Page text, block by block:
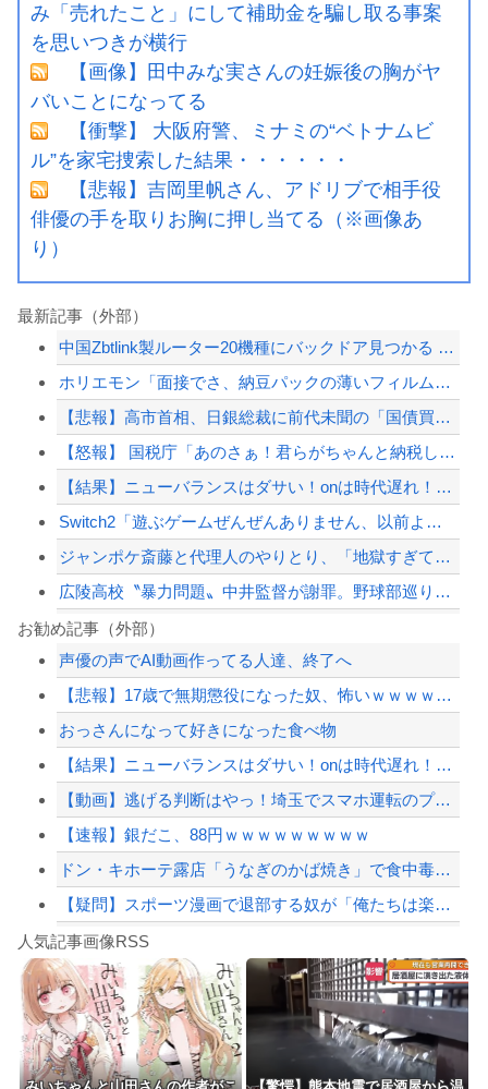
み「売れたこと」にして補助金を騙し取る事案
を思いつきが横行
【画像】田中みな実さんの妊娠後の胸がヤ
バいことになってる
【衝撃】 大阪府警、ミナミの“ベトナムビ
ル”を家宅捜索した結果・・・・・・
【悲報】吉岡里帆さん、アドリブで相手役
俳優の手を取りお胸に押し当てる（※画像あ
り）
最新記事（外部）
中国Zbtlink製ルーター20機種にバックドア見つかる 外部から完全制御のおそ...
ホリエモン「面接でさ、納豆パックの薄いフィルムって何のために入っていの？って聞く...
【悲報】高市首相、日銀総裁に前代未聞の「国債買い入れ」を要請
【怒報】 国税庁「あのさぁ！君らがちゃんと納税してくれないとこうなっちゃうけどど...
【結果】ニューバランスはダサい！onは時代遅れ！サロモンを買え！って言われたから...
Switch2「遊ぶゲームぜんぜんありません、以前より一万円高いです、現状Swi...
ジャンポケ斎藤と代理人のやりとり、「地獄すぎて完全にコントになってる……」と衝撃...
広陵高校〝暴力問題〟中井監督が謝罪。野球部巡り昨年退任「深く反省」
中国外務省「日本は原爆落とされて当然。どの国も同情なんかしない」
【配信者】「金バエ」のSNS更新が1週間途絶え、様々な憶測が飛び交う。1週間ぶり...
【緊急速報】NYで警官が黒人男性の首を絞め、暴動第二波不可避へ
Powered by livedoor 相互RSS
お勧め記事（外部）
声優の声でAI動画作ってる人達、終了へ
【悲報】17歳で無期懲役になった奴、怖いｗｗｗｗｗｗｗｗｗｗｗｗｗｗｗｗｗｗｗｗ...
おっさんになって好きになった食べ物
【結果】ニューバランスはダサい！onは時代遅れ！サロモンを買え！って言われたから...
【動画】逃げる判断はやっ！埼玉でスマホ運転のプリウスに当て逃げされる車載。
【速報】銀だこ、88円ｗｗｗｗｗｗｗｗｗ
ドン・キホーテ露店「うなぎのかば焼き」で食中毒 男女14人が発熱や腹痛など訴え…...
【疑問】スポーツ漫画で退部する奴が「俺たちは楽しくやりたかったんだよ」って言い出...
実況「金メダルをとった萩野には俺さんへの挑戦権を手にしました！」俺「ほう君が萩野...
8/4のニュース
日本旅行キャンセルすべきか…1万年ぶり史上最大級の火山の兆し＝韓国の反応
更新中止のお知らせ
人気記事画像RSS
みいちゃんと山田さんの作者がこ
【驚愕】熊本地震で居酒屋から温